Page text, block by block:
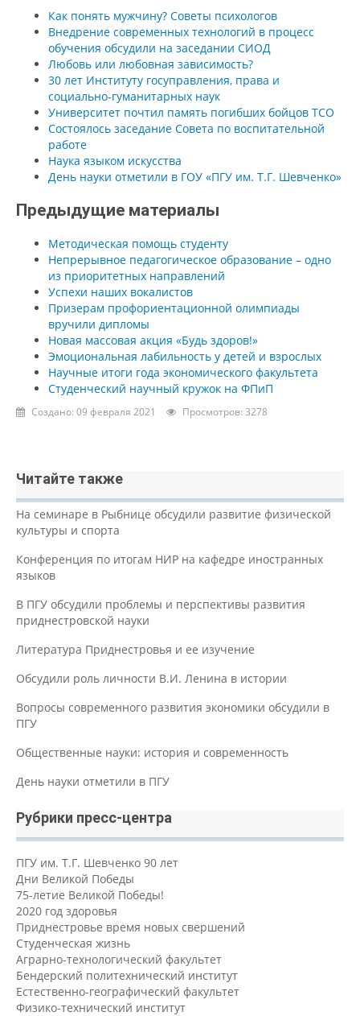
Как понять мужчину? Советы психологов
Внедрение современных технологий в процесс
обучения обсудили на заседании СИОД
Любовь или любовная зависимость?
30 лет Институту госуправления, права и
социально-гуманитарных наук
Университет почтил память погибших бойцов ТСО
Состоялось заседание Совета по воспитательной
работе
Наука языком искусства
День науки отметили в ГОУ «ПГУ им. Т.Г. Шевченко»
Предыдущие материалы
Методическая помощь студенту
Непрерывное педагогическое образование – одно
из приоритетных направлений
Успехи наших вокалистов
Призерам профориентационной олимпиады
вручили дипломы
Новая массовая акция «Будь здоров!»
Эмоциональная лабильность у детей и взрослых
Научные итоги года экономического факультета
Студенческий научный кружок на ФПиП
Создано: 09 февраля 2021 Просмотров: 3278
Читайте также
На семинаре в Рыбнице обсудили развитие физической
культуры и спорта
Конференция по итогам НИР на кафедре иностранных
языков
В ПГУ обсудили проблемы и перспективы развития
приднестровской науки
Литература Приднестровья и ее изучение
Обсудили роль личности В.И. Ленина в истории
Вопросы современного развития экономики обсудили в
ПГУ
Общественные науки: история и современность
День науки отметили в ПГУ
Рубрики пресс-центра
ПГУ им. Т.Г. Шевченко 90 лет
Дни Великой Победы
75-летие Великой Победы!
2020 год здоровья
Приднестровье время новых свершений
Студенческая жизнь
Аграрно-технологический факультет
Бендерский политехнический институт
Естественно-географический факультет
Физико-технический институт